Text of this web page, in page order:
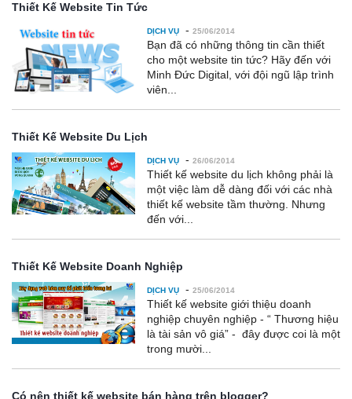
Thiết Kế Website Tin Tức
DỊCH VỤ - 25/06/2014
Bạn đã có những thông tin cần thiết
cho một website tin tức? Hãy đến với
Minh Đức Digital, với đội ngũ lập trình
viên...
Thiết Kế Website Du Lịch
DỊCH VỤ - 26/06/2014
Thiết kế website du lịch không phải là
một việc làm dễ dàng đối với các nhà
thiết kế website tầm thường. Nhưng
đến với...
Thiết Kế Website Doanh Nghiệp
DỊCH VỤ - 25/06/2014
Thiết kế website giới thiệu doanh
nghiệp chuyên nghiệp - “ Thương hiệu
là tài sản vô giá” - đây được coi là một
trong mười...
Có nên thiết kế website bán hàng trên blogger?